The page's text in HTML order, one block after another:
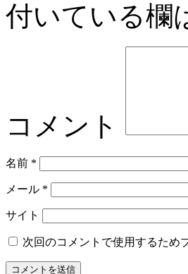
付いている欄
コメント
名前 *
メール *
サイト
次回のコメントで使用するため